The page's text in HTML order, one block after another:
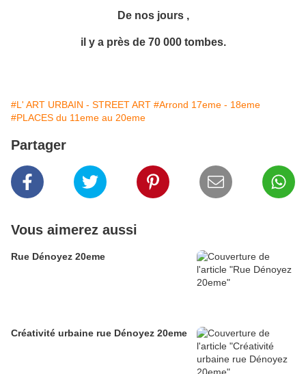
De nos jours ,
il y a près de 70 000 tombes.
#L' ART URBAIN - STREET ART #Arrond 17eme - 18eme
#PLACES du 11eme au 20eme
Partager
Vous aimerez aussi
Rue Dénoyez 20eme
Créativité urbaine rue Dénoyez 20eme